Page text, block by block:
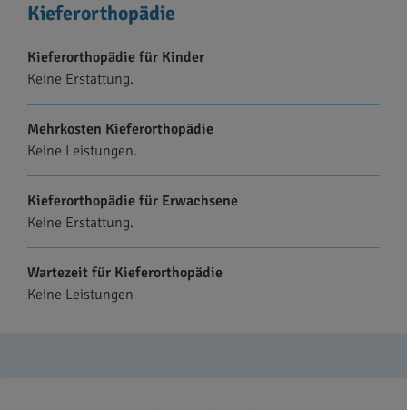
Kieferorthopädie
Kieferorthopädie für Kinder
Keine Erstattung.
Mehrkosten Kieferorthopädie
Keine Leistungen.
Kieferorthopädie für Erwachsene
Keine Erstattung.
Wartezeit für Kieferorthopädie
Keine Leistungen